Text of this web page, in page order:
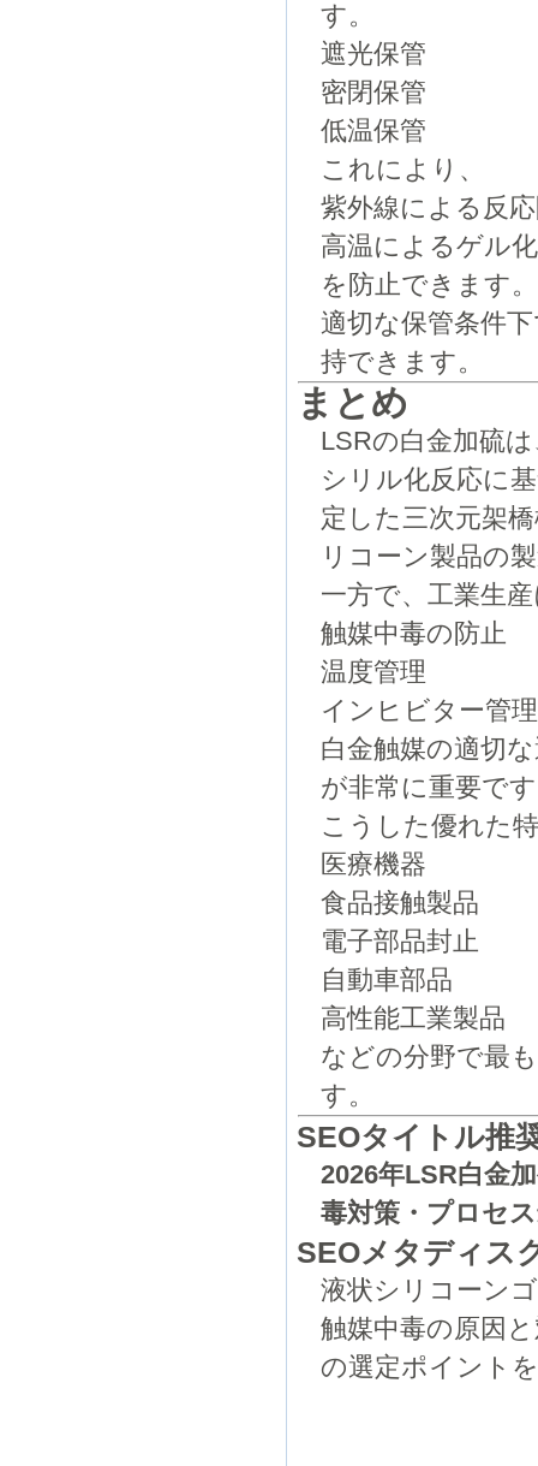
す。
遮光保管
密閉保管
低温保管
これにより、
紫外線による反
高温によるゲル化
を防止できます。
適切な保管条件
持できます。
まとめ
LSRの白金加硫
シリル化反応に
定した三次元架
リコーン製品の
一方で、工業生
触媒中毒の防止
温度管理
インヒビター管理
白金触媒の適切
が非常に重要で
こうした優れた
医療機器
食品接触製品
電子部品封止
自動車部品
高性能工業製品
などの分野で最
す。
SEOタイトル推
2026年LSR白金
毒対策・プロセ
SEOメタディス
液状シリコーン
触媒中毒の原因
の選定ポイント